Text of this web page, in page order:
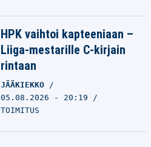
HPK vaihtoi kapteeniaan –
Liiga-mestarille C-kirjain
rintaan
JÄÄKIEKKO
05.08.2026 - 20:19
TOIMITUS